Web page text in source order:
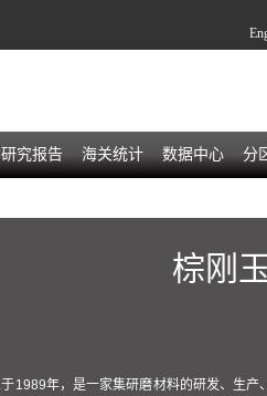
研究报告 海关统计 数据中心 分
棕刚
1989年，是一家集研磨材料的研发、生